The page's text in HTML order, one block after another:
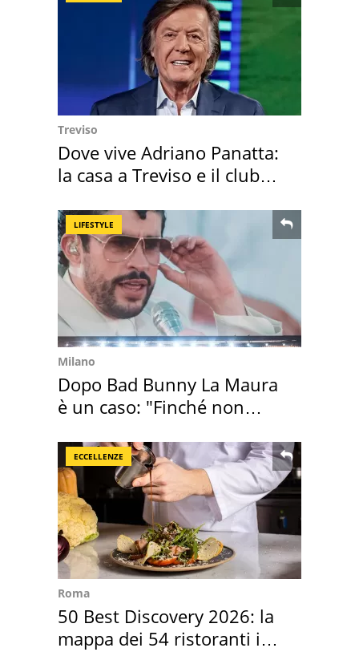
Treviso
Dove vive Adriano Panatta:
la casa a Treviso e il club
LIFESTYLE
Milano
Dopo Bad Bunny La Maura
è un caso: "Finché non
ECCELLENZE
Roma
50 Best Discovery 2026: la
mappa dei 54 ristoranti in